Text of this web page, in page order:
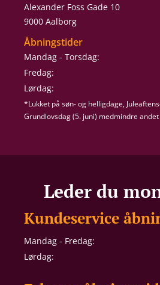
Alexander Foss Gade 10
9000 Aalborg
Åbningstider
Mandag - Torsdag:
Fredag:
Lørdag:
*Lukket på søn- og helligdage,
Grundlovsdag (5. juni) medmindre
Leder du
Kundeservice
Mandag - Fredag:
Lørdag: